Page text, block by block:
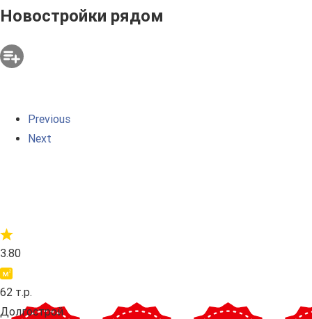
Новостройки рядом
Previous
Next
3.80
62 т.р.
Долгострой